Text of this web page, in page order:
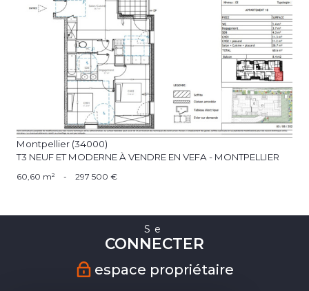
voir le bien
Montpellier (34000)
T3 NEUF ET MODERNE À VENDRE EN VEFA - MONTPELLIER
60,60 m² - 297 500 €
Se
CONNECTER
espace propriétaire